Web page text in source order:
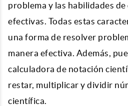
problema y las habilidades
efectivas. Todas estas
una forma de resolver
manera efectiva. Además,
calculadora de notación
restar, multiplicar y dividir
científica.